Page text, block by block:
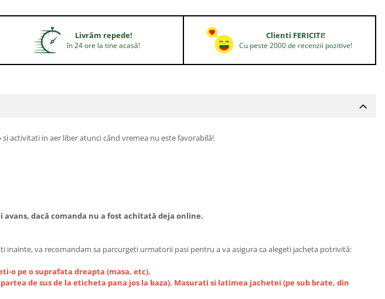
Livrăm repede!
în 24 ore la tine acasă!
Clienti FERICITI!
Cu peste 2000 de recenzii pozitive!
activitati in aer liber atunci când vremea nu este favorabilă!
avans, dacă comanda nu a fost achitată deja online.
va recomandam sa parcurgeti urmatorii pasi pentru a va asigura ca alegeti jacheta potrivită:
o pe o suprafata dreapta (masa, etc).
de sus de la eticheta pana jos la baza). Masurati si latimea jachetei (pe sub brate, din